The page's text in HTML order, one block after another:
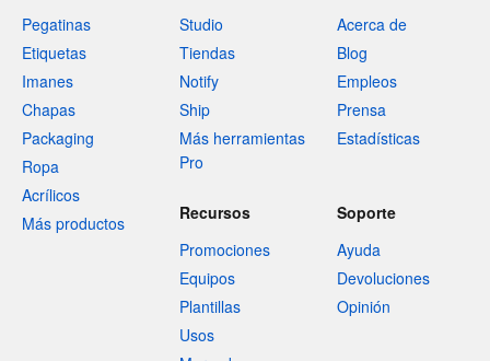
Pegatinas
Etiquetas
Imanes
Chapas
Packaging
Ropa
Acrílicos
Más productos
Studio
Tiendas
Notify
Ship
Más herramientas
Pro
Acerca de
Blog
Empleos
Prensa
Estadísticas
Recursos
Promociones
Equipos
Plantillas
Usos
Soporte
Ayuda
Devoluciones
Opinión